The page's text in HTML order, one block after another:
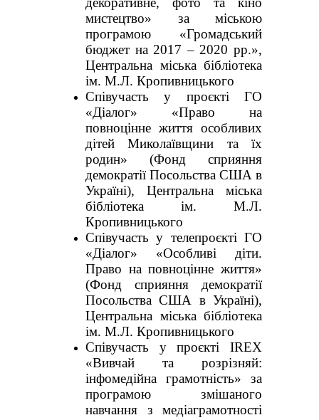
мистецтво» за міською
програмою «Громадський
бюджет на 2017 – 2020 рр.»,
Центральна міська бібліотека
ім. М.Л. Кропивницького
Співучасть у проєкті ГО
«Діалог» «Право на
повноцінне життя особливих
дітей Миколаївщини та їх
родин» (Фонд сприяння
демократії Посольства США в
Україні), Центральна міська
бібліотека ім. М.Л.
Кропивницького
Співучасть у телепроєкті ГО
«Діалог» «Особливі діти.
Право на повноцінне життя»
(Фонд сприяння демократії
Посольства США в Україні),
Центральна міська бібліотека
ім. М.Л. Кропивницького
Співучасть у проєкті IREX
«Вивчай та розрізняй:
інфомедійна грамотність» за
програмою змішаного
навчання з медіаграмотності